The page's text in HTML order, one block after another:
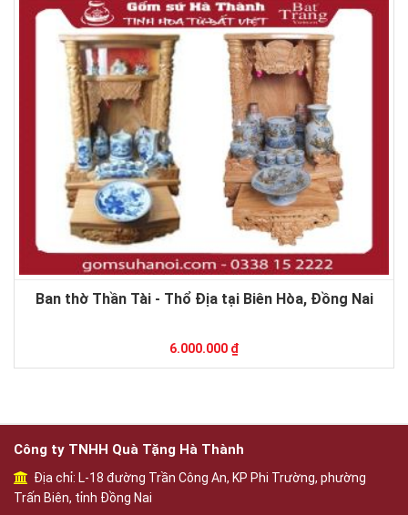
Ban thờ Thần Tài - Thổ Địa tại Biên Hòa, Đồng Nai
6.000.000 ₫
Công ty TNHH Quà Tặng Hà Thành
Địa chỉ: L-18 đường Trần Công An, KP Phi Trường, phường
Trấn Biên, tỉnh Đồng Nai